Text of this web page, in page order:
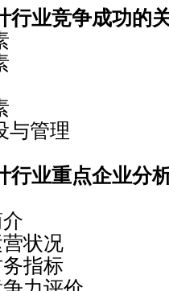
行业竞争成功的
管理
行业重点企业分
状况
指标